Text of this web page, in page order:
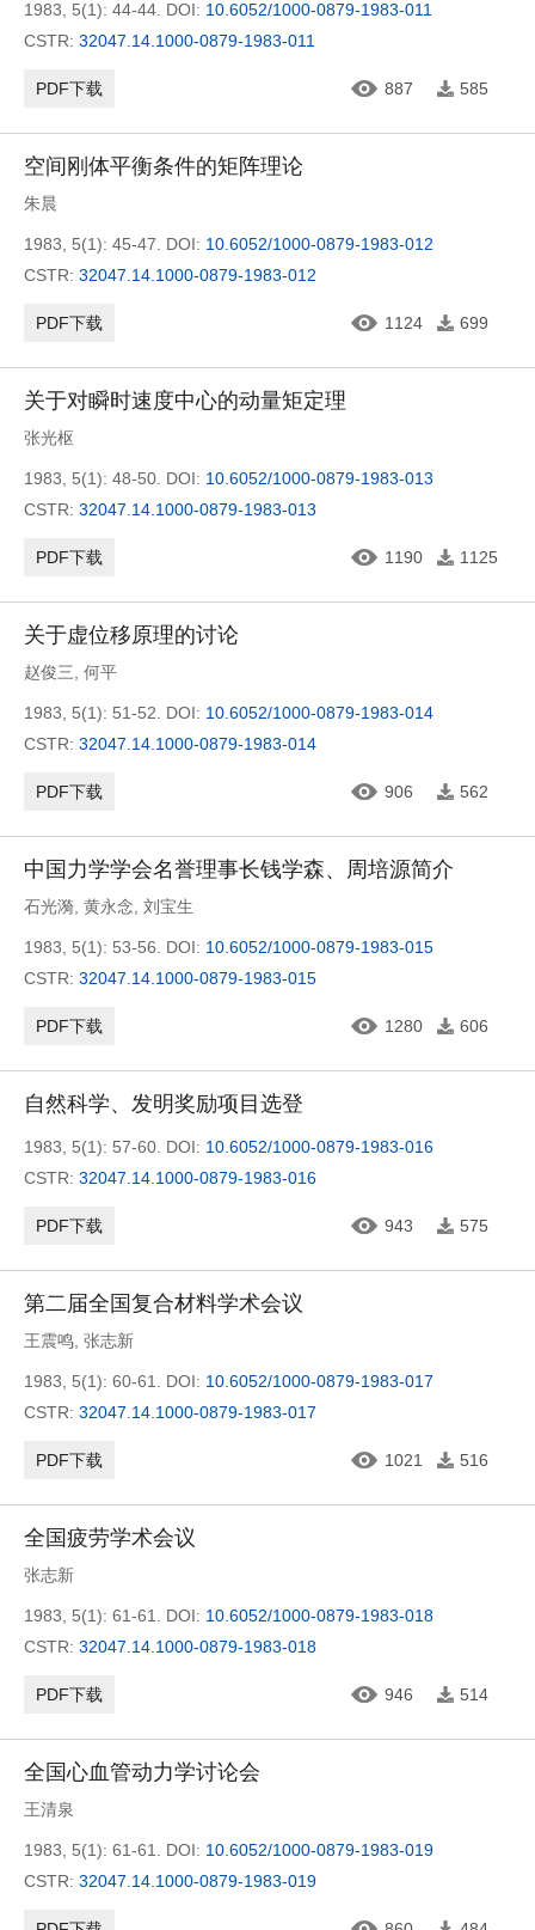
1983, 5(1): 44-44. DOI: 10.6052/1000-0879-1983-011
CSTR: 32047.14.1000-0879-1983-011
PDF下载 887 585
空间刚体平衡条件的矩阵理论
朱晨
1983, 5(1): 45-47. DOI: 10.6052/1000-0879-1983-012
CSTR: 32047.14.1000-0879-1983-012
PDF下载 1124 699
关于对瞬时速度中心的动量矩定理
张光枢
1983, 5(1): 48-50. DOI: 10.6052/1000-0879-1983-013
CSTR: 32047.14.1000-0879-1983-013
PDF下载 1190 1125
关于虚位移原理的讨论
赵俊三 何平
1983, 5(1): 51-52. DOI: 10.6052/1000-0879-1983-014
CSTR: 32047.14.1000-0879-1983-014
PDF下载 906 562
中国力学学会名誉理事长钱学森、周培源简介
石光漪 黄永念 刘宝生
1983, 5(1): 53-56. DOI: 10.6052/1000-0879-1983-015
CSTR: 32047.14.1000-0879-1983-015
PDF下载 1280 606
自然科学、发明奖励项目选登
1983, 5(1): 57-60. DOI: 10.6052/1000-0879-1983-016
CSTR: 32047.14.1000-0879-1983-016
PDF下载 943 575
第二届全国复合材料学术会议
王震鸣 张志新
1983, 5(1): 60-61. DOI: 10.6052/1000-0879-1983-017
CSTR: 32047.14.1000-0879-1983-017
PDF下载 1021 516
全国疲劳学术会议
张志新
1983, 5(1): 61-61. DOI: 10.6052/1000-0879-1983-018
CSTR: 32047.14.1000-0879-1983-018
PDF下载 946 514
全国心血管动力学讨论会
王清泉
1983, 5(1): 61-61. DOI: 10.6052/1000-0879-1983-019
CSTR: 32047.14.1000-0879-1983-019